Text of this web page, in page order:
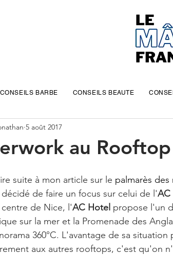
au
5 août 2017
suite à mon article sur le palmarès
de faire un focus sur celui de l'AC
centre de Nice, l'AC Hotel propose l'un
sur la mer et la Promenade des
360°C. L'avantage de sa
aux autres rooftops, c'est qu'on
CONSEILS BARBE CONSEILS BEAUTE